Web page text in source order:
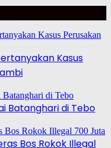
Kasus
Batanghari di Tebo
Bos Rokok Illegal